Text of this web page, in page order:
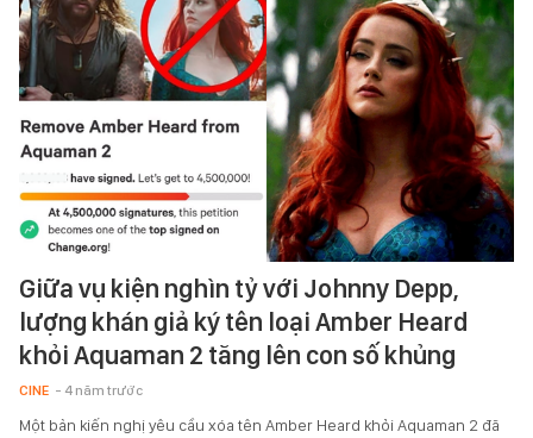
Giữa vụ kiện nghìn tỷ với Johnny Depp,
lượng khán giả ký tên loại Amber Heard
khỏi Aquaman 2 tăng lên con số khủng
CINE - 4 năm trước
Một bản kiến nghị yêu cầu xóa tên Amber Heard khỏi Aquaman 2 đã